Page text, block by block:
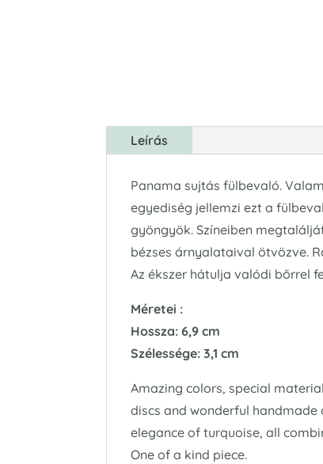
Leírás
Panama sujtás fülbevaló.
egyediség jellemzi ezt a
gyöngyök. Színeiben
bézses árnyalataival ötvözve.
Az ékszer hátulja valódi bőrrel
Méretei :
Hossza: 6,9 cm
Szélessége: 3,1 cm
Amazing colors, special
discs and wonderful
elegance of turquoise, all
One of a kind piece.